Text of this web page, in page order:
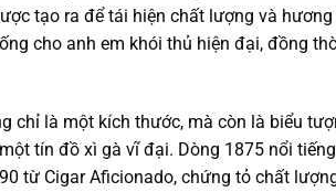
tạo ra để tái hiện chất lượng và hương
cho anh em khói thủ hiện đại, đồng
chỉ là một kích thước, mà còn là biểu
tín đồ xì gà vĩ đại. Dòng 1875 nổi
từ Cigar Aficionado, chứng tỏ chất